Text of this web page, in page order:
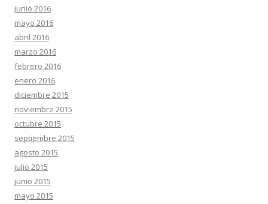
junio 2016
mayo 2016
abril 2016
marzo 2016
febrero 2016
enero 2016
diciembre 2015
noviembre 2015
octubre 2015
septiembre 2015
agosto 2015
julio 2015
junio 2015
mayo 2015